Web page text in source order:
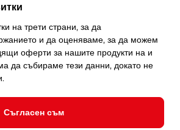
на трети страни, за да
и да оценяваме, за да можем
оферти за нашите продукти на и
да събираме тези данни, докато не
Съгласен съм